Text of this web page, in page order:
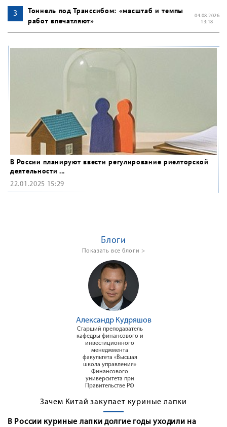
Тоннель под Транссибом: «масштаб и темпы
работ впечатляют»
04.08.2026
13:18
В России планируют ввести регулирование риелторской
деятельности ...
22.01.2025 15:29
Блоги
Показать все блоги >
Александр Кудряшов
Старший преподаватель
кафедры финансового и
инвестиционного
менеджмента
факультета «Высшая
школа управления»
Финансового
университета при
Правительстве РФ
Зачем Китай закупает куриные лапки
В России куриные лапки долгие годы уходили на